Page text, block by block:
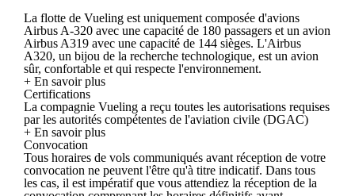
La flotte de Vueling est uniquement composée d'avions
Airbus A-320 avec une capacité de 180 passagers et un avion
Airbus A319 avec une capacité de 144 sièges. L'Airbus
A320, un bijou de la recherche technologique, est un avion
sûr, confortable et qui respecte l'environnement.
+ En savoir plus
Certifications
La compagnie Vueling a reçu toutes les autorisations requises
par les autorités compétentes de l'aviation civile (DGAC)
+ En savoir plus
Convocation
Tous horaires de vols communiqués avant réception de votre
convocation ne peuvent l'être qu'à titre indicatif. Dans tous
les cas, il est impératif que vous attendiez la réception de la